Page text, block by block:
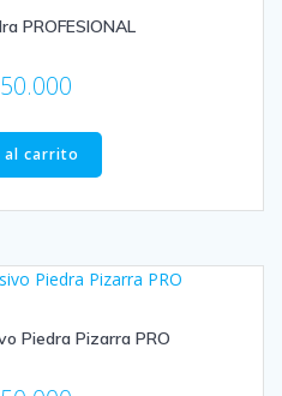
PROFESIONAL
al carrito
Piedra Pizarra PRO